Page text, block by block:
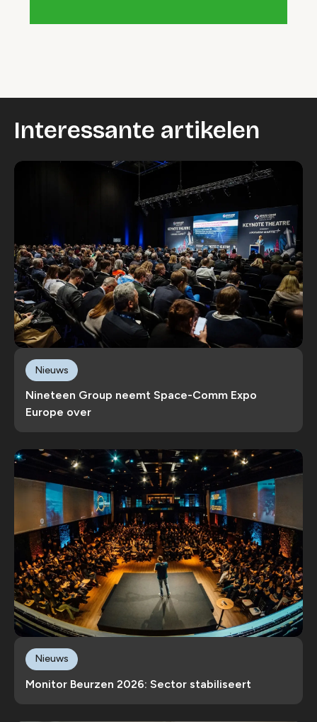
Interessante artikelen
Nineteen Group neemt Space-Comm Expo
Europe over
Nieuws
Monitor Beurzen 2026: Sector stabiliseert
Nieuws